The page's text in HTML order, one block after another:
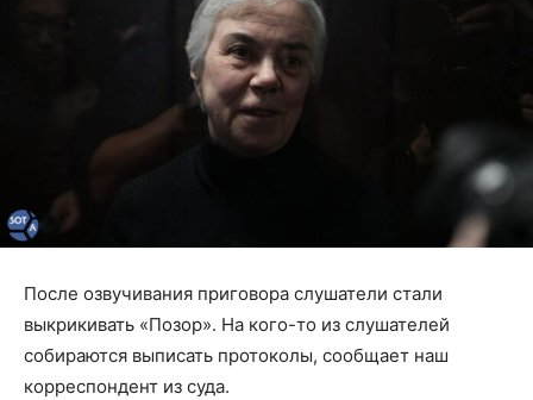
После озвучивания приговора слушатели стали
выкрикивать «Позор». На кого-то из слушателей
собираются выписать протоколы, сообщает наш
корреспондент из суда.